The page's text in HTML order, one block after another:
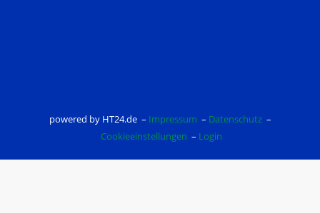
powered by HT24.de – Impressum – Datenschutz–
Cookieeinstellungen – Login